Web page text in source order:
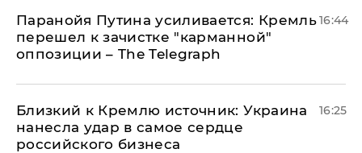
Паранойя Путина усиливается: Кремль
перешел к зачистке "карманной"
оппозиции – The Telegraph
16:44
Близкий к Кремлю источник: Украина
нанесла удар в самое сердце
российского бизнеса
16:25